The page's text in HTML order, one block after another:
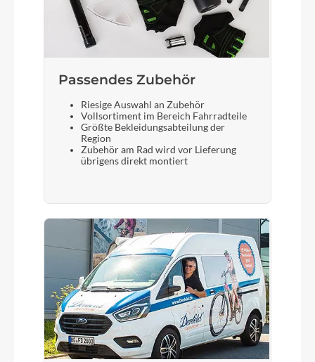
Passendes Zubehör
Riesige Auswahl an Zubehör
Vollsortiment im Bereich Fahrradteile
Größte Bekleidungsabteilung der
Region
Zubehör am Rad wird vor Lieferung
übrigens direkt montiert